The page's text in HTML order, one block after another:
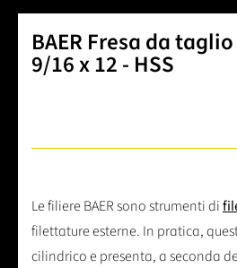
BAER Fresa da
9/16 x 12 - HSS
Le filiere BAER sono strumenti di
filettature esterne. In pratica,
cilindrico e presenta, a seconda